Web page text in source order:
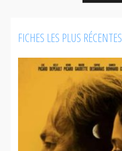
Éternelle
FICHES LES PLUS RÉCENTES